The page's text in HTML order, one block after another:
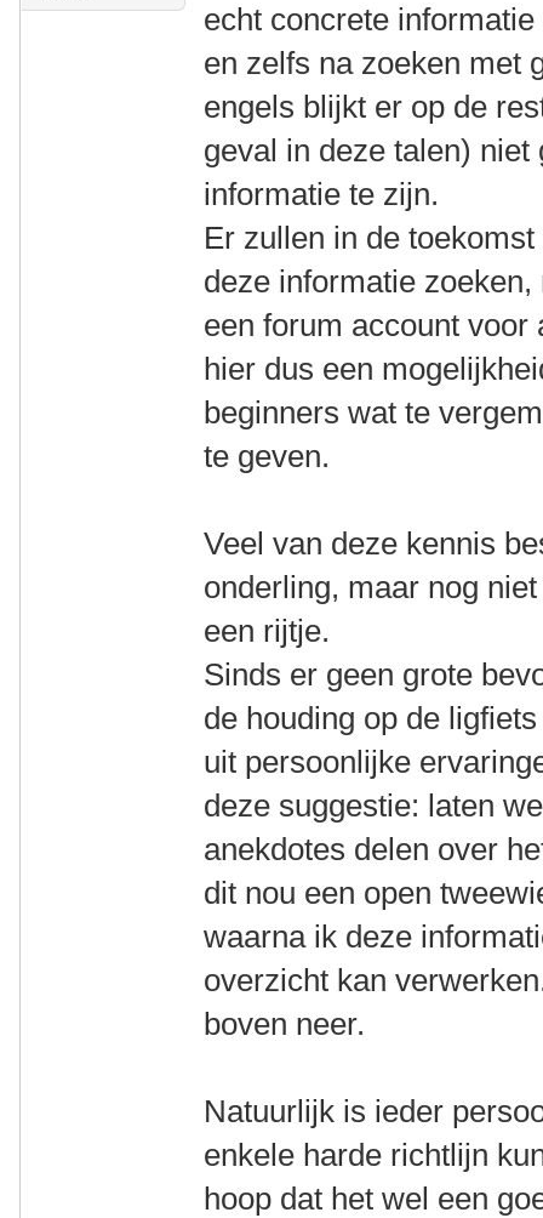
echt concrete
en zelfs na zoeken met
engels blijkt er op de
geval in deze talen)
informatie te zijn.
Er zullen in de
deze informatie
een forum account
hier dus een
beginners wat te
te geven.
Veel van deze kennis
onderling, maar nog
een rijtje.
Sinds er geen grote
de houding op de
uit persoonlijke
deze suggestie: laten
anekdotes delen over
dit nou een open
waarna ik deze
overzicht kan
boven neer.
Natuurlijk is ieder
enkele harde richtlijn
hoop dat het wel een